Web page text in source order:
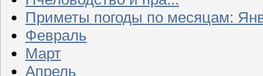
Приметы погоды по месяцам:
Февраль
Март
Апрель